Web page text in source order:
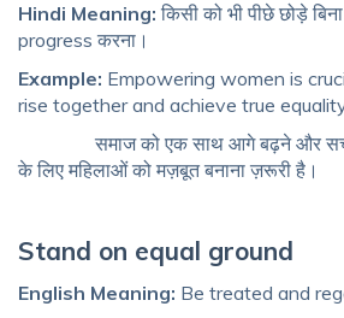
Hindi Meaning: किसी को भी पीछे छोड़े
progress करना।
Example: Empowering women is
rise together and achieve true
समाज को एक साथ आगे बढ़ने और सच्ची
के लिए महिलाओं को मज़बूत बनाना ज़रूरी है।
Stand on equal ground
English Meaning: Be treated and